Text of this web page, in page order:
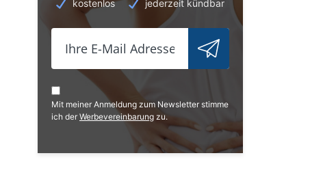
kostenlos jederzeit kündbar
Mit meiner Anmeldung zum Newsletter stimme
ich der Werbevereinbarung zu.